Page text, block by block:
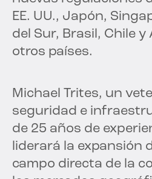
EE. UU., Japón,
del Sur, Brasil, Chile
otros países.
Michael Trites, un
seguridad e
de 25 años de
liderará la expansión
campo directa de la